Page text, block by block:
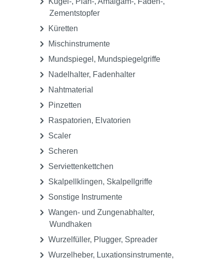
Zementstopfer
Küretten
Mischinstrumente
Mundspiegel, Mundspiegelgriffe
Nadelhalter, Fadenhalter
Nahtmaterial
Pinzetten
Raspatorien, Elvatorien
Scaler
Scheren
Serviettenkettchen
Skalpellklingen, Skalpellgriffe
Sonstige Instrumente
Wangen- und Zungenabhalter,
Wundhaken
Wurzelfüller, Plugger, Spreader
Wurzelheber, Luxationsinstrumente,